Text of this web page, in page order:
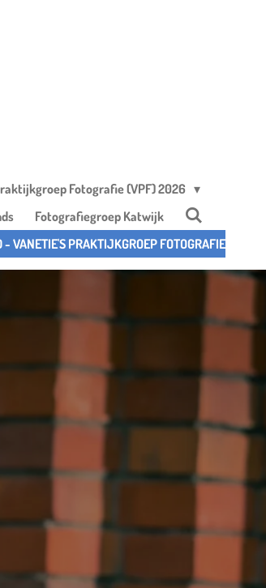
Fotografie (VPF) 2026
Fotografiegroep Katwijk
VANETIE'S PRAKTIJKGROEP FOTOGRAFIE